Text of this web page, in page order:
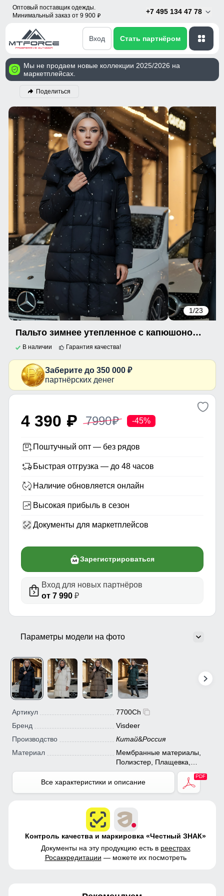
Оптовый поставщик одежды.
Минимальный заказ от 9 900 p
+7 495 134 47 78
Вход Стать партнёром
Мы не продаем новые коллекции 2025/2026 на
маркетплейсах.
Поделиться
1/23
Пальто зимнее утепленное с капюшоном женское черного цвета 7700Ch
В наличии Гарантия качества!
Заберите до 350 000 ₽
партнёрских денег
4 390 p 7990p -45%
Поштучный опт — без рядов
Быстрая отгрузка — до 48 часов
Наличие обновляется онлайн
Высокая прибыль в сезон
Документы для маркетплейсов
Зарегистрироваться
Вход для новых партнёров
от 7 990₽
Параметры модели на фото
Артикул
7700Ch
Бренд
Visdeer
Производство
Китай&Россия
Материал
Мембранные материалы,
Полиэстер, Плащевка,
Болонь, Экологичные
материалы
Все характеристики и описание
Контроль качества и маркировка «Честный ЗНАК»
Документы на эту продукцию есть в реестрах
Росаккредитации — можете их посмотреть